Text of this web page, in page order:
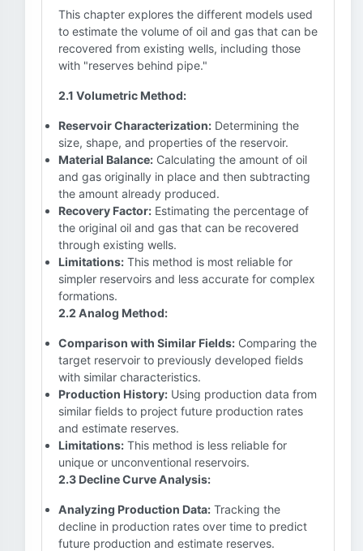
This chapter explores the different models used
to estimate the volume of oil and gas that can be
recovered from existing wells, including those
with "reserves behind pipe."
2.1 Volumetric Method:
Reservoir Characterization: Determining the
size, shape, and properties of the reservoir.
Material Balance: Calculating the amount of oil
and gas originally in place and then subtracting
the amount already produced.
Recovery Factor: Estimating the percentage of
the original oil and gas that can be recovered
through existing wells.
Limitations: This method is most reliable for
simpler reservoirs and less accurate for complex
formations.
2.2 Analog Method:
Comparison with Similar Fields: Comparing the
target reservoir to previously developed fields
with similar characteristics.
Production History: Using production data from
similar fields to project future production rates
and estimate reserves.
Limitations: This method is less reliable for
unique or unconventional reservoirs.
2.3 Decline Curve Analysis:
Analyzing Production Data: Tracking the
decline in production rates over time to predict
future production and estimate reserves.